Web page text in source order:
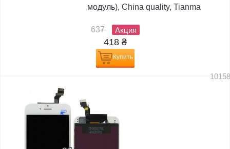
модуль), China quality, Tianma
637 Акция
418 ₴
Купить